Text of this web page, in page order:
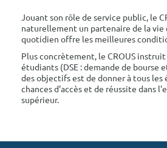
Jouant son rôle de service public, le
naturellement un partenaire de la
quotidien offre les meilleures
Plus concrètement, le CROUS
étudiants (DSE : demande de bourse
des objectifs est de donner à tous les
chances d'accès et de réussite dans
supérieur.